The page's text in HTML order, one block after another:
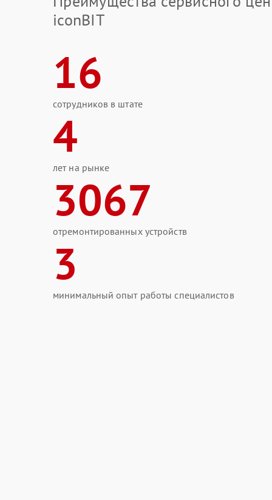
iconBIT
16
сотрудников в штате
4
лет на рынке
3067
отремонтированных устройств
3
минимальный опыт работы специалистов